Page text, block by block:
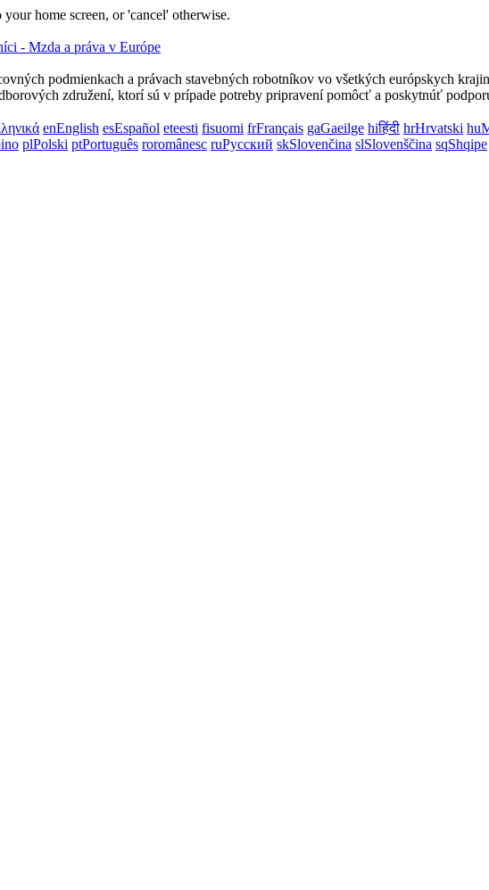
home screen, or 'cancel' otherwise.
podmienkach a právach stavebných robotníkov vo všetkých európskych
združení, ktorí sú v prípade potreby pripravení pomôcť a poskytnúť
enEnglish esEspañol eteesti fisuomi frFrançais gaGaeilge hiहिंदी hrHrvatski hu
plPolski ptPortuguês roromânesc ruРусский skSlovenčina slSlovenščina sqShqipe